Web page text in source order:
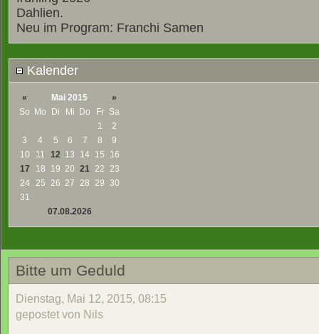
Dahlien.
Neu im Program: Franchi Samen
Kalender
« Mai 2015
»
So Mo Di Mi Do Fr
Sa
1
2
3
4 5 6 7 8
9
10
11 12 13 14 15
16
17
18 19 20 21 22 23
24
25 26 27 28 29 30
31
07.08.2026
Bitte um Geduld
Dienstag, Mai 12, 2015, 08:15
gepostet von Nils